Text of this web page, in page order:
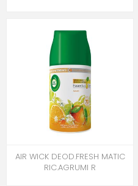
AIR WICK DEOD.FRESH MATIC
RIC.AGRUMI R